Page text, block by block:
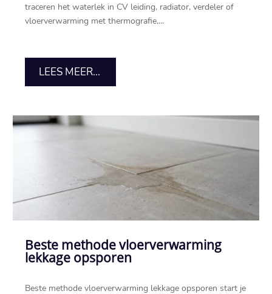
traceren het waterlek in CV leiding, radiator, verdeler of
vloerverwarming met thermografie,...
LEES MEER...
Beste methode vloerverwarming
lekkage opsporen
Beste methode vloerverwarming lekkage opsporen start je